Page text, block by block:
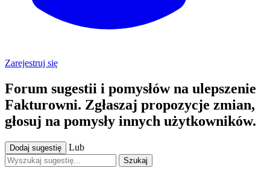
Zarejestruj się
Forum sugestii i pomysłów na ulepszenie
Fakturowni. Zgłaszaj propozycje zmian,
głosuj na pomysły innych użytkowników.
Dodaj sugestię Lub
Szukaj